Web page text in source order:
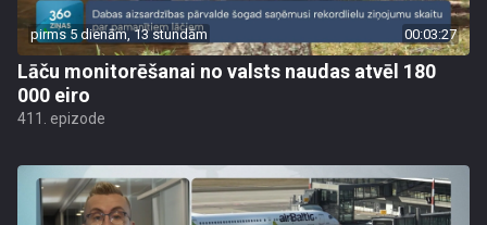
pirms 5 dienām, 13 stundām 00:03:27
Lāču monitorēšanai no valsts naudas atvēl 180
000 eiro
411. epizode